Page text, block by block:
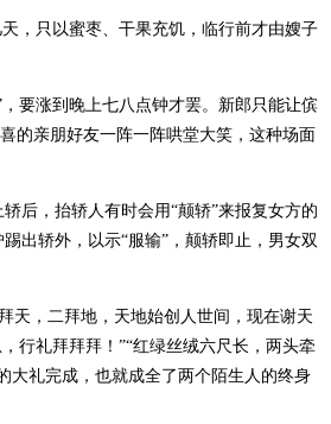
，只以蜜枣、干果充饥，临行前才由嫂子
要涨到晚上七八点钟才罢。新郎只能让傧
的亲朋好友一阵一阵哄堂大笑，这种场面
后，抬轿人有时会用“颠轿”来报复女方的
出轿外，以示“服输”，颠轿即止，男女双
天，二拜地，天地始创人世间，现在谢天
行礼拜拜拜！”“红绿丝绒六尺长，两头牵
大礼完成，也就成全了两个陌生人的终身